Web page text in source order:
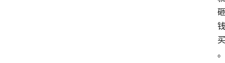
砸
钱
买
。